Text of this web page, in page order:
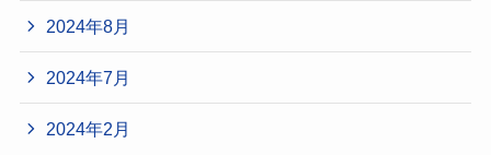
2024年8月
2024年7月
2024年2月